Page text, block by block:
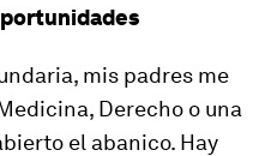
mis padres me
Derecho o una
el abanico. Hay